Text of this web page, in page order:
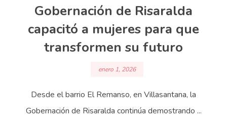
Gobernación de Risaralda
capacitó a mujeres para que
transformen su futuro
enero 1, 2026
Desde el barrio El Remanso, en Villasantana, la
Gobernación de Risaralda continúa demostrando ...